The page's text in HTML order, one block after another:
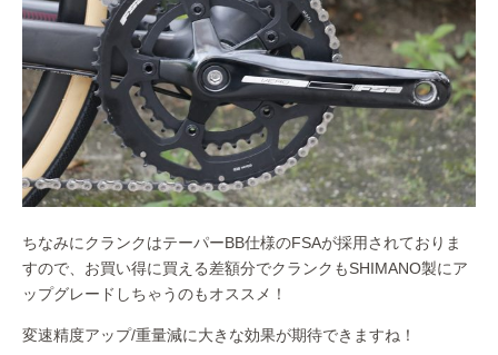
ちなみにクランクはテーパーBB仕様のFSAが採用されておりま
すので、お買い得に買える差額分でクランクもSHIMANO製にア
ップグレードしちゃうのもオススメ！
変速精度アップ/重量減に大きな効果が期待できますね！